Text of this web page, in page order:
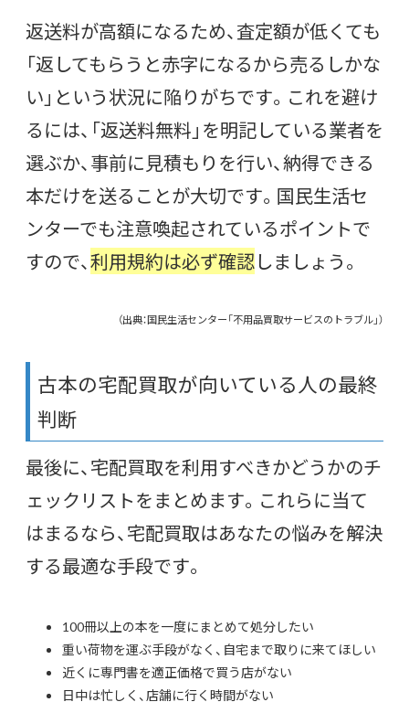
返送料が高額になるため、査定額が低くても
「返してもらうと赤字になるから売るしかな
い」という状況に陥りがちです。これを避け
るには、「返送料無料」を明記している業者を
選ぶか、事前に見積もりを行い、納得できる
本だけを送ることが大切です。国民生活セ
ンターでも注意喚起されているポイントで
すので、利用規約は必ず確認しましょう。
（出典：国民生活センター「不用品買取サービスのトラブル」）
古本の宅配買取が向いている人の最終
判断
最後に、宅配買取を利用すべきかどうかのチ
ェックリストをまとめます。これらに当て
はまるなら、宅配買取はあなたの悩みを解決
する最適な手段です。
100冊以上の本を一度にまとめて処分したい
重い荷物を運ぶ手段がなく、自宅まで取りに来てほしい
近くに専門書を適正価格で買う店がない
日中は忙しく、店舗に行く時間がない